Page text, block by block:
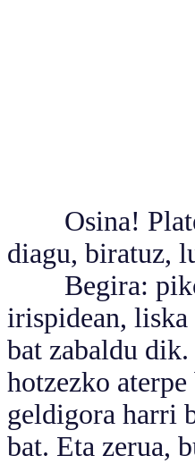
Osina!
diagu, biratuz,
Begira:
irispidean, liska
bat zabaldu
hotzezko
geldigora harri
bat. Eta zerua,